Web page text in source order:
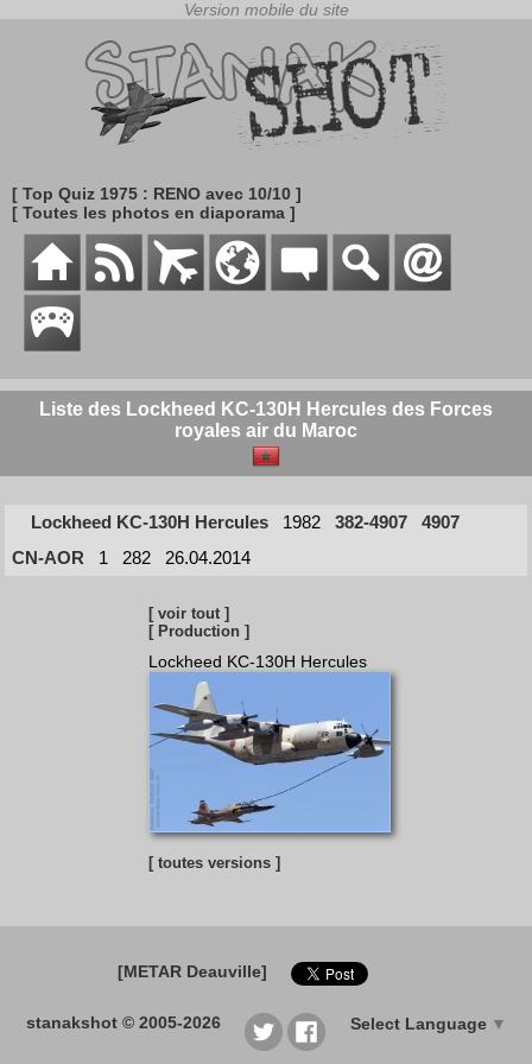
[ Top Quiz 1975 : RENO avec 10/10 ]
[ Toutes les photos en diaporama ]
Liste des Lockheed KC-130H Hercules des Forces
royales air du Maroc
Lockheed KC-130H Hercules 1982 382-4907
4907
CN-AOR
1 282 26.04.2014
[ voir tout ]
[ Production ]
Lockheed KC-130H Hercules
[ toutes versions ]
[METAR Deauville]
stanakshot © 2005-2026 Select Language ▼